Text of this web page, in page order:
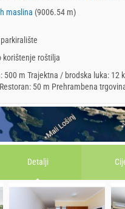
maslina (9006.54 m)
korištenje roštilja
500 m Trajektna / brodska luka:
50 m Prehrambena
Detalji